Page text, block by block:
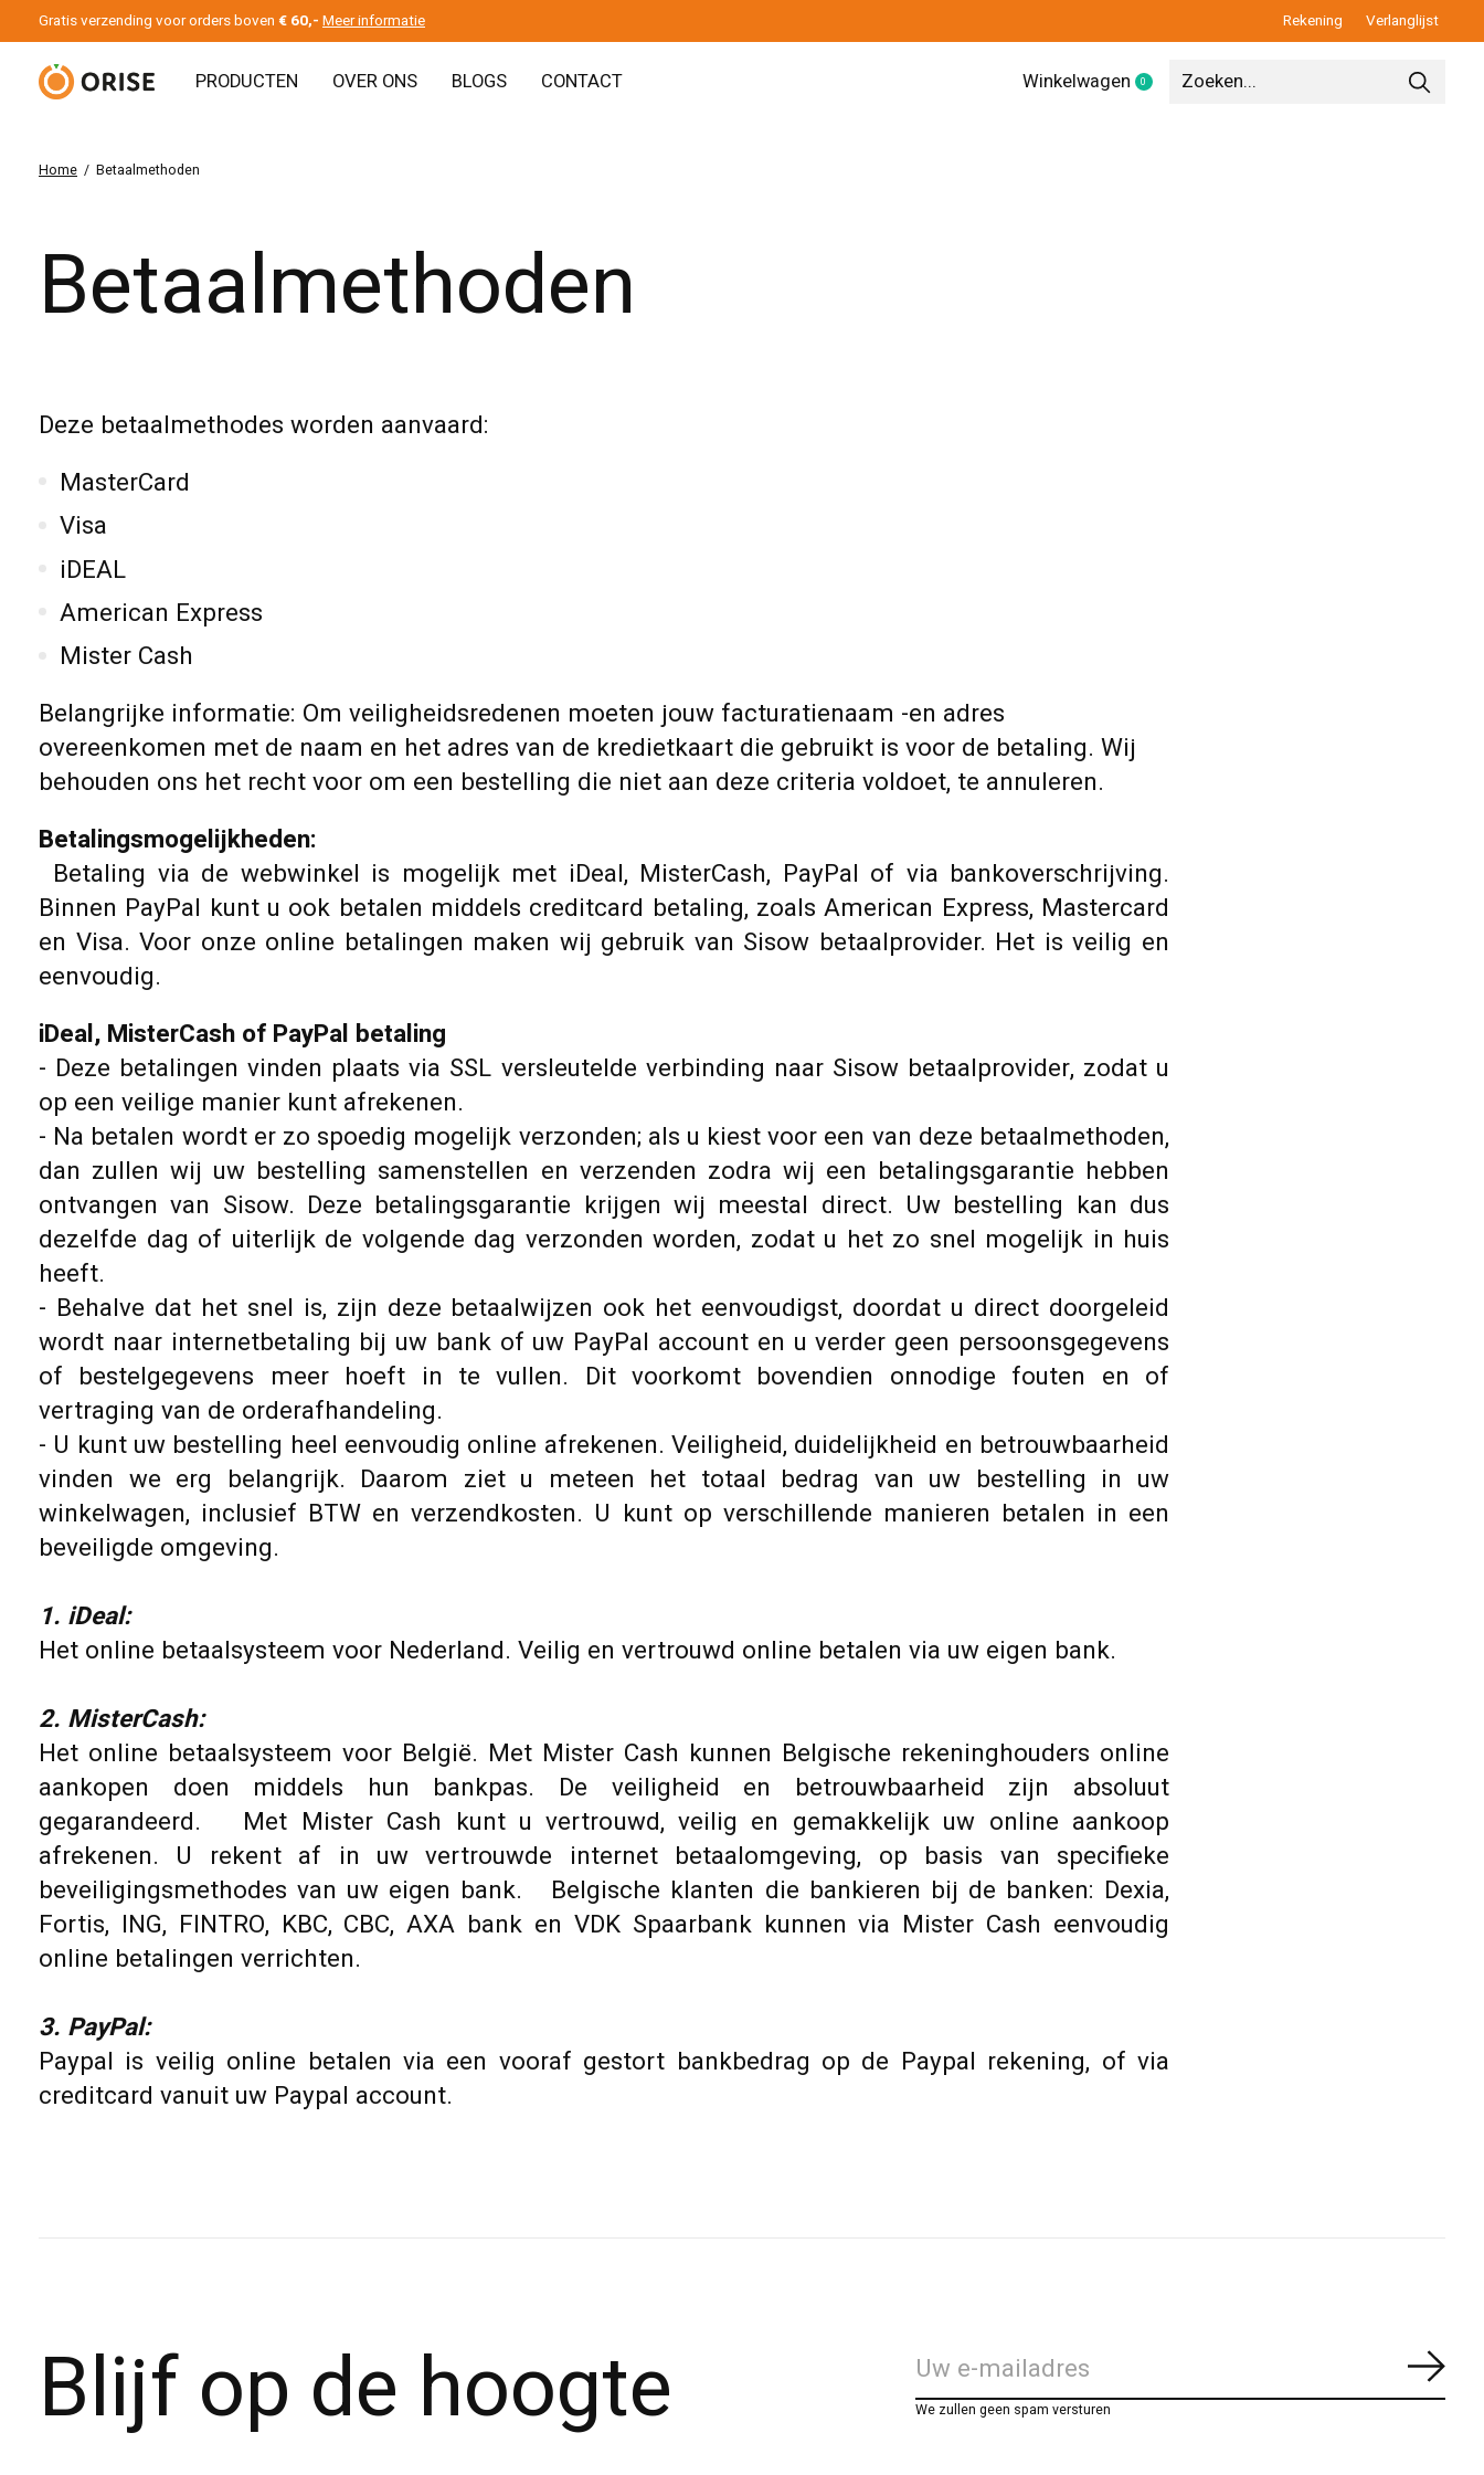
Gratis verzending voor orders boven € 60,- Meer informatie Rekening Verlanglijst
PRODUCTEN OVER ONS BLOGS CONTACT Winkelwagen 0items
Home / Betaalmethoden
Betaalmethoden
Deze betaalmethodes worden aanvaard:
MasterCard
Visa
iDEAL
American Express
Mister Cash
Belangrijke informatie: Om veiligheidsredenen moeten jouw facturatienaam -en adres
overeenkomen met de naam en het adres van de kredietkaart die gebruikt is voor de betaling. Wij
behouden ons het recht voor om een bestelling die niet aan deze criteria voldoet, te annuleren.
Betalingsmogelijkheden:
Betaling via de webwinkel is mogelijk met iDeal, MisterCash, PayPal of via bankoverschrijving.
Binnen PayPal kunt u ook betalen middels creditcard betaling, zoals American Express, Mastercard
en Visa. Voor onze online betalingen maken wij gebruik van Sisow betaalprovider. Het is veilig en
eenvoudig.
iDeal, MisterCash of PayPal betaling
- Deze betalingen vinden plaats via SSL versleutelde verbinding naar Sisow betaalprovider, zodat u
op een veilige manier kunt afrekenen.
- Na betalen wordt er zo spoedig mogelijk verzonden; als u kiest voor een van deze betaalmethoden,
dan zullen wij uw bestelling samenstellen en verzenden zodra wij een betalingsgarantie hebben
ontvangen van Sisow. Deze betalingsgarantie krijgen wij meestal direct. Uw bestelling kan dus
dezelfde dag of uiterlijk de volgende dag verzonden worden, zodat u het zo snel mogelijk in huis
heeft.
- Behalve dat het snel is, zijn deze betaalwijzen ook het eenvoudigst, doordat u direct doorgeleid
wordt naar internetbetaling bij uw bank of uw PayPal account en u verder geen persoonsgegevens
of bestelgegevens meer hoeft in te vullen. Dit voorkomt bovendien onnodige fouten en of
vertraging van de orderafhandeling.
- U kunt uw bestelling heel eenvoudig online afrekenen. Veiligheid, duidelijkheid en betrouwbaarheid
vinden we erg belangrijk. Daarom ziet u meteen het totaal bedrag van uw bestelling in uw
winkelwagen, inclusief BTW en verzendkosten. U kunt op verschillende manieren betalen in een
beveiligde omgeving.
1. iDeal:
Het online betaalsysteem voor Nederland. Veilig en vertrouwd online betalen via uw eigen bank.
2. MisterCash:
Het online betaalsysteem voor België. Met Mister Cash kunnen Belgische rekeninghouders online
aankopen doen middels hun bankpas. De veiligheid en betrouwbaarheid zijn absoluut
gegarandeerd. Met Mister Cash kunt u vertrouwd, veilig en gemakkelijk uw online aankoop
afrekenen. U rekent af in uw vertrouwde internet betaalomgeving, op basis van specifieke
beveiligingsmethodes van uw eigen bank. Belgische klanten die bankieren bij de banken: Dexia,
Fortis, ING, FINTRO, KBC, CBC, AXA bank en VDK Spaarbank kunnen via Mister Cash eenvoudig
online betalingen verrichten.
3. PayPal:
Paypal is veilig online betalen via een vooraf gestort bankbedrag op de Paypal rekening, of via
creditcard vanuit uw Paypal account.
Blijf op de hoogte We zullen geen spam versturen